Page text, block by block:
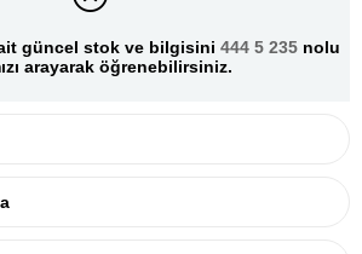
güncel stok ve bilgisini 444 5 235 nolu
arayarak öğrenebilirsiniz.